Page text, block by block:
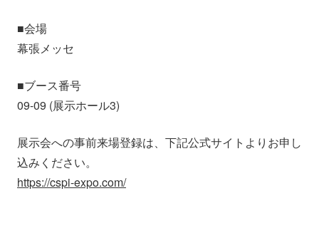
■会場
幕張メッセ
■ブース番号
09-09 (展示ホール3)
展示会への事前来場登録は、下記公式サイトよりお申し
込みください。
https://cspi-expo.com/